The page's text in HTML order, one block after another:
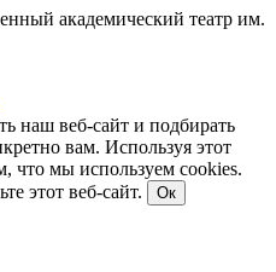
академический театр им.
наш веб-сайт и подбирать
вам. Используя этот
что мы используем cookies.
этот веб-сайт.
Ок